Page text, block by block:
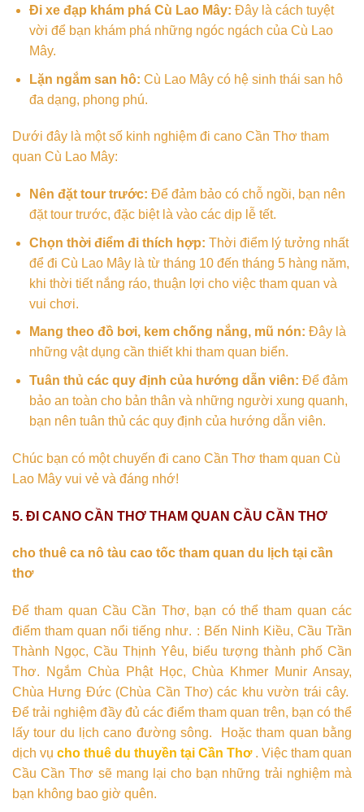
Đi xe đạp khám phá Cù Lao Mây: Đây là cách tuyệt
vời để bạn khám phá những ngóc ngách của Cù Lao
Mây.
Lặn ngắm san hô: Cù Lao Mây có hệ sinh thái san hô
đa dạng, phong phú.
Dưới đây là một số kinh nghiệm đi cano Cần Thơ tham
quan Cù Lao Mây:
Nên đặt tour trước: Để đảm bảo có chỗ ngồi, bạn nên
đặt tour trước, đặc biệt là vào các dịp lễ tết.
Chọn thời điểm đi thích hợp: Thời điểm lý tưởng nhất
để đi Cù Lao Mây là từ tháng 10 đến tháng 5 hàng năm,
khi thời tiết nắng ráo, thuận lợi cho việc tham quan và
vui chơi.
Mang theo đồ bơi, kem chống nắng, mũ nón: Đây là
những vật dụng cần thiết khi tham quan biển.
Tuân thủ các quy định của hướng dẫn viên: Để đảm
bảo an toàn cho bản thân và những người xung quanh,
bạn nên tuân thủ các quy định của hướng dẫn viên.
Chúc bạn có một chuyến đi cano Cần Thơ tham quan Cù
Lao Mây vui vẻ và đáng nhớ!
5. ĐI CANO CẦN THƠ THAM QUAN CẦU CẦN THƠ
cho thuê ca nô tàu cao tốc tham quan du lịch tại cần
thơ
Để tham quan Cầu Cần Thơ, bạn có thể tham quan các
điểm tham quan nổi tiếng như. : Bến Ninh Kiều, Cầu Trần
Thành Ngọc, Cầu Thịnh Yêu, biểu tượng thành phố Cần
Thơ. Ngắm Chùa Phật Học, Chùa Khmer Munir Ansay,
Chùa Hưng Đức (Chùa Cần Thơ) các khu vườn trái cây.
Để trải nghiệm đầy đủ các điểm tham quan trên, bạn có thể
lấy tour du lịch cano đường sông. Hoặc tham quan bằng
dịch vụ cho thuê du thuyền tại Cần Thơ. Việc tham quan
Cầu Cần Thơ sẽ mang lại cho bạn những trải nghiệm mà
bạn không bao giờ quên.